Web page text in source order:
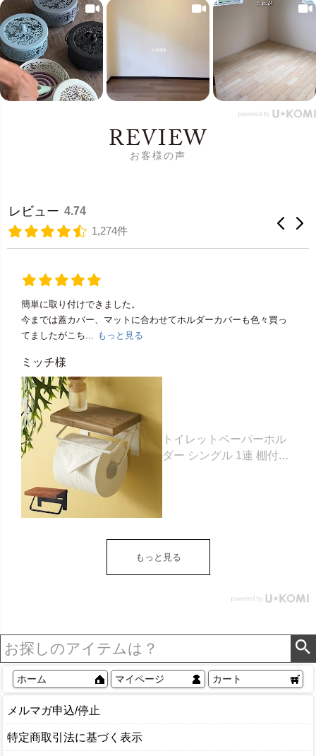
REVIEW
お客様の声
レビュー 4.74
1,274件
簡単に取り付けできました。
今までは蓋カバー、マットに合わせてホルダーカバーも色々買っ
てましたがこち...
もっと見る
ミッチ様
トイレットペーパーホル
ダー シングル 1連 棚付き
ダー 収納 DIY アンティー
ク ヴィンテージ ナチュラ
リア アジアン [84302] ホ
もっと見る
ホーム マイページ カート
メルマガ申込/停止
特定商取引法に基づく表示